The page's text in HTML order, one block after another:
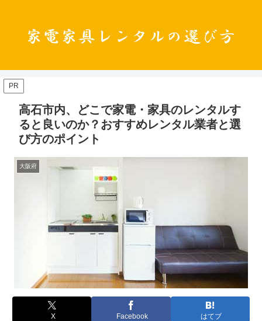
PR
高石市内、どこで家電・家具のレンタルす
ると良いのか？おすすめレンタル業者と選
び方のポイント
大阪府
X Facebook はてブ